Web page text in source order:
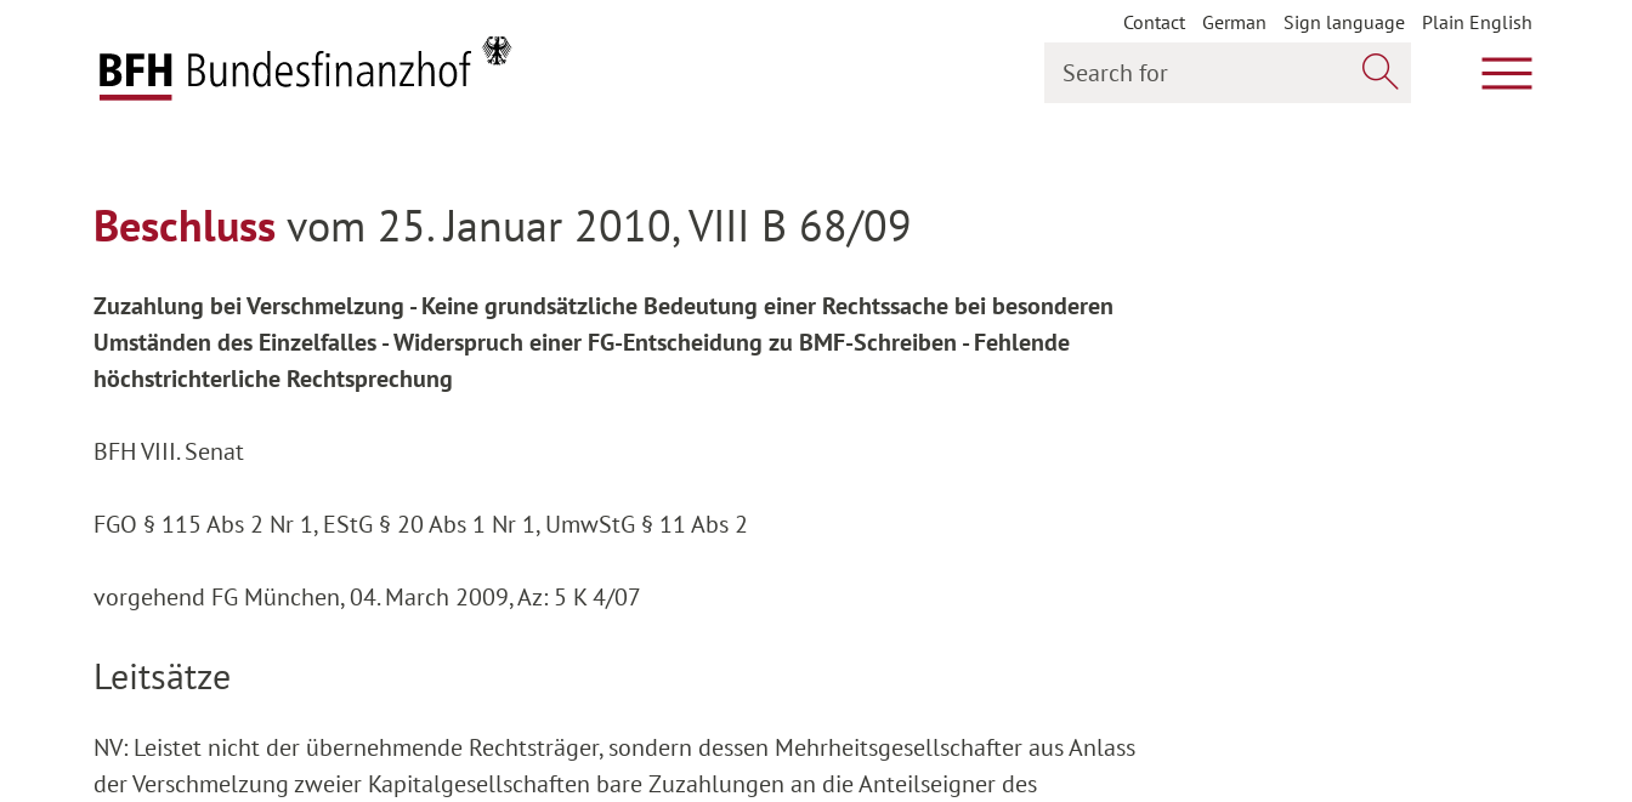
Contact German Sign language
Plain English
Show main
Federal Fiscal Court
Beschlussvom 25. Januar 2010, VIII B 68/09
Zuzahlung bei Verschmelzung - Keine grundsätzliche Bedeutung einer Rechtssache bei besonderen
Umständen des Einzelfalles - Widerspruch einer FG-Entscheidung zu BMF-Schreiben - Fehlende
höchstrichterliche Rechtsprechung
BFH VIII. Senat
FGO § 115 Abs 2 Nr 1, EStG § 20 Abs 1 Nr 1, UmwStG § 11 Abs 2
vorgehend FG München, 04. March 2009, Az: 5 K 4/07
Leitsätze
NV: Leistet nicht der übernehmende Rechtsträger, sondern dessen Mehrheitsgesellschafter aus Anlass
der Verschmelzung zweier Kapitalgesellschaften bare Zuzahlungen an die Anteilseigner des